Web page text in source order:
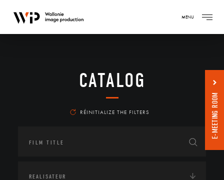
MENU
CATALOG
RÉINITIALIZE THE FILTERS E-MEETING ROOM